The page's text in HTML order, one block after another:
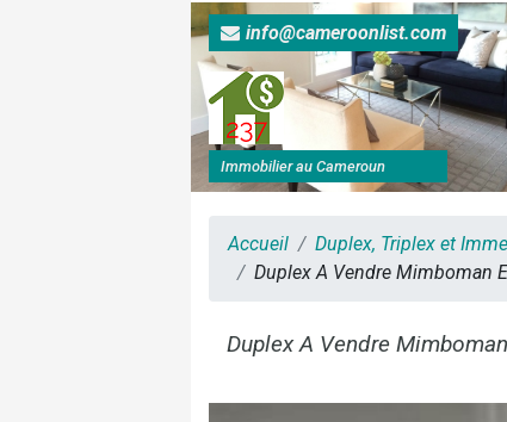
info@cameroonlist.com
Immobilier au Cameroun
Accueil
Duplex, Triplex et
Duplex A Vendre Mimboman
Duplex A Vendre